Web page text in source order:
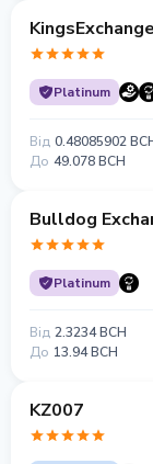
KingsExchange
Platinum
Від 0.48085902
До 49.078 BCH
Bulldog
Platinum
Від 2.3234 BCH
До 13.94 BCH
KZ007